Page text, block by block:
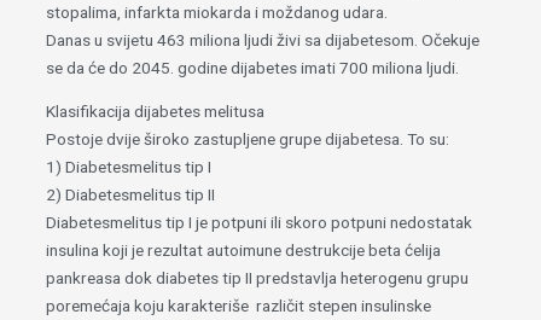
stopalima, infarkta miokarda i moždanog udara.
Danas u svijetu 463 miliona ljudi živi sa dijabetesom. Očekuje
se da će do 2045. godine dijabetes imati 700 miliona ljudi.
Klasifikacija dijabetes melitusa
Postoje dvije široko zastupljene grupe dijabetesa. To su:
1) Diabetesmelitus tip I
2) Diabetesmelitus tip II
Diabetesmelitus tip I je potpuni ili skoro potpuni nedostatak
insulina koji je rezultat autoimune destrukcije beta ćelija
pankreasa dok diabetes tip II predstavlja heterogenu grupu
poremećaja koju karakteriše različit stepen insulinske